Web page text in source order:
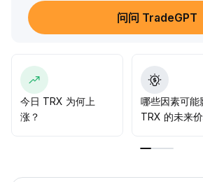
323下方，密切关注链上风控与监管动
问问 TradeGPT
今日 TRX 为何上
涨？
哪些因素可能
TRX 的未来